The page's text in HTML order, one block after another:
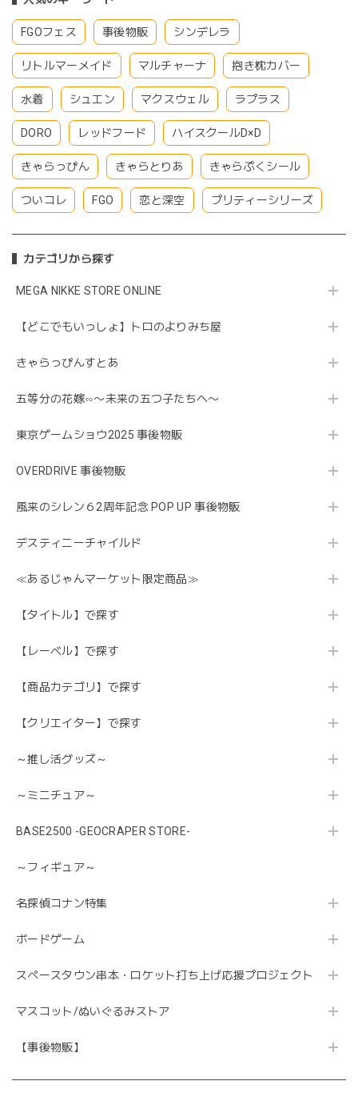
FGOフェス 事後物販 シンデレラ
リトルマーメイド マルチャーナ 抱き枕カバー
水着 シュエン マクスウェル ラプラス
DORO レッドフード ハイスクールD×D
きゃらっぴん きゃらとりあ きゃらぷくシール
ついコレ FGO 恋と深空 プリティーシリーズ
カテゴリから探す
MEGA NIKKE STORE ONLINE
【どこでもいっしょ】トロのよりみち屋
きゃらっぴんすとあ
五等分の花嫁∽〜未来の五つ子たちへ〜
東京ゲームショウ2025 事後物販
OVERDRIVE 事後物販
風来のシレン６2周年記念 POP UP 事後物販
デスティニーチャイルド
≪あるじゃんマーケット限定商品≫
【タイトル】で探す
【レーベル】で探す
【商品カテゴリ】で探す
【クリエイター】で探す
～推し活グッズ～
～ミニチュア～
BASE2500 -GEOCRAPER STORE-
～フィギュア～
名探偵コナン特集
ボードゲーム
スペースタウン串本・ロケット打ち上げ応援プロジェクト
マスコット/ぬいぐるみストア
【事後物販】